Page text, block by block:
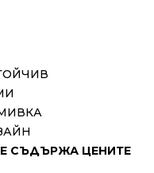
СЪДЪРЖА ЦЕНИТЕ